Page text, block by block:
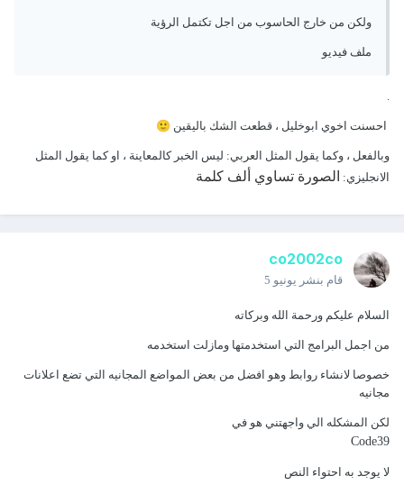
ولكن من خارج الحاسوب من اجل تكتمل الرؤية
ملف فيديو
احسنت اخوي ابوخليل ، قطعت الشك باليقين 🙂
وبالفعل ، وكما يقول المثل العربي: ليس الخبر كالمعاينة ، او كما يقول المثل
الانجليزي: الصورة تساوي ألف كلمة
co2002co
قام بنشر يونيو 5
السلام عليكم ورحمة الله وبركاته
من اجمل البرامج التي استخدمتها ومازلت استخدمه
خصوصا لانشاء روابط وهو افضل من بعض المواضع المجانيه التي تضع اعلانات
مجانيه
لكن المشكله الي واجهتني هو في
Code39
لا يوجد به احتواء النص